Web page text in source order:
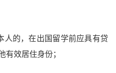
人的，在出国留学前应具有贷
效居住身份；